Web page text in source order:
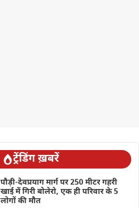
ट्रेंडिंग ख़बरें
पौड़ी-देवप्रयाग मार्ग पर 250 मीटर गहरी
खाई में गिरी बोलेरो, एक ही परिवार के 5
लोगों की मौत